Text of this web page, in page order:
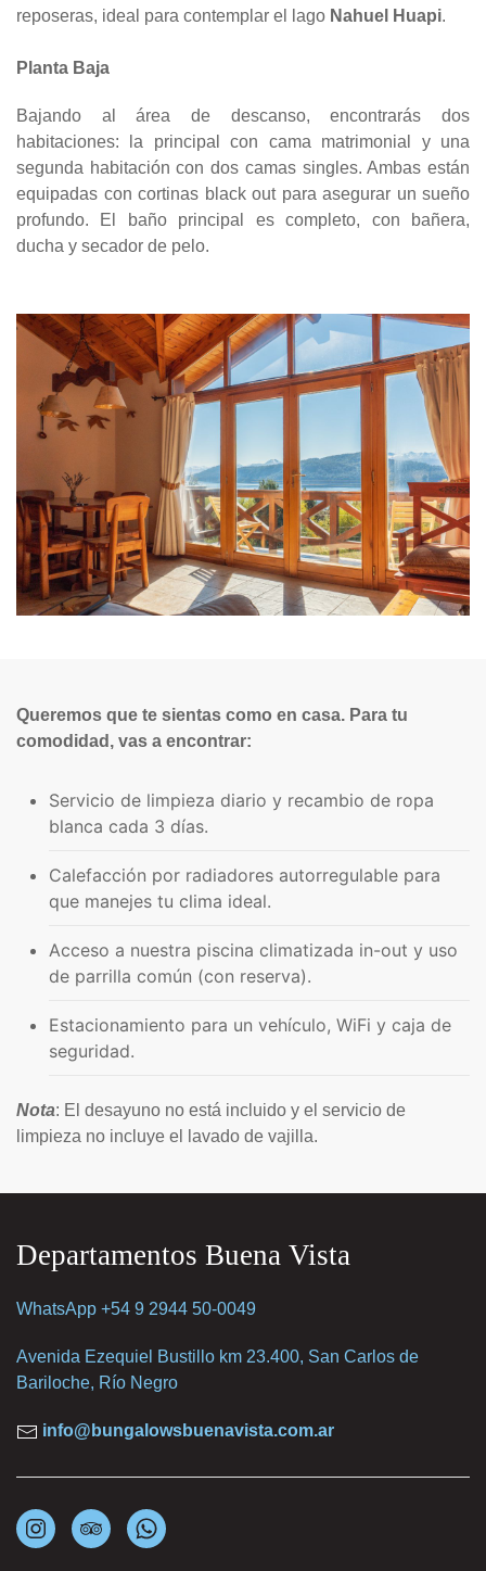
reposeras, ideal para contemplar el lago Nahuel Huapi.
Planta Baja
Bajando al área de descanso, encontrarás dos
habitaciones: la principal con cama matrimonial y una
segunda habitación con dos camas singles. Ambas están
equipadas con cortinas black out para asegurar un sueño
profundo. El baño principal es completo, con bañera,
ducha y secador de pelo.
Queremos que te sientas como en casa. Para tu
comodidad, vas a encontrar:
Servicio de limpieza diario y recambio de ropa
blanca cada 3 días.
Calefacción por radiadores autorregulable para
que manejes tu clima ideal.
Acceso a nuestra piscina climatizada in-out y uso
de parrilla común (con reserva).
Estacionamiento para un vehículo, WiFi y caja de
seguridad.
Nota: El desayuno no está incluido y el servicio de
limpieza no incluye el lavado de vajilla.
Departamentos Buena Vista
WhatsApp +54 9 2944 50-0049
Avenida Ezequiel Bustillo km 23.400, San Carlos de
Bariloche, Río Negro
info@bungalowsbuenavista.com.ar